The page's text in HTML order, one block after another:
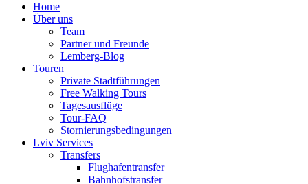
Home
Über uns
Team
Partner und Freunde
Lemberg-Blog
Touren
Private Stadtführungen
Free Walking Tours
Tagesausflüge
Tour-FAQ
Stornierungsbedingungen
Lviv Services
Transfers
Flughafentransfer
Bahnhofstransfer